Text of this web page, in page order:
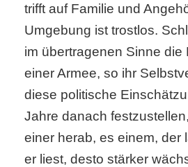
trifft auf Familie und
Umgebung ist trostlos.
im übertragenen Sinne die
einer Armee, so ihr
diese politische
Jahre danach
einer herab, es einem, der
er liest, desto stärker